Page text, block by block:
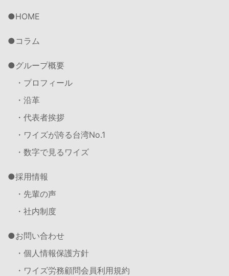
HOME
コラム
グループ概要
・プロフィール
・沿革
・代表者挨拶
・ワイズが誇る台湾No.1
・数字で見るワイズ
採用情報
・先輩の声
・社内制度
お問い合わせ
・個人情報保護方針
・ワイズ労務顧問会員利用規約